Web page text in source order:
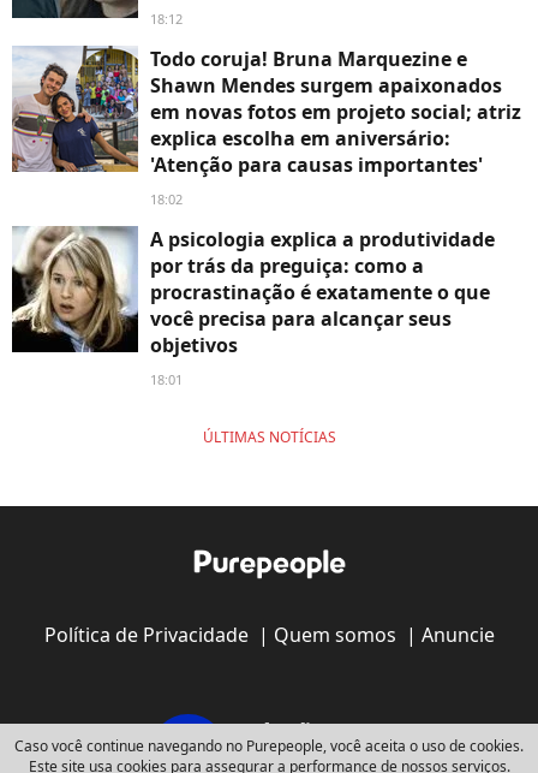
18:12
Todo coruja! Bruna Marquezine e
Shawn Mendes surgem apaixonados
em novas fotos em projeto social; atriz
explica escolha em aniversário:
'Atenção para causas importantes'
18:02
A psicologia explica a produtividade
por trás da preguiça: como a
procrastinação é exatamente o que
você precisa para alcançar seus
objetivos
18:01
ÚLTIMAS NOTÍCIAS
Política de Privacidade| Quem somos | Anuncie
Caso você continue navegando no Purepeople, você aceita o uso de cookies.
Este site usa cookies para assegurar a performance de nossos serviços.